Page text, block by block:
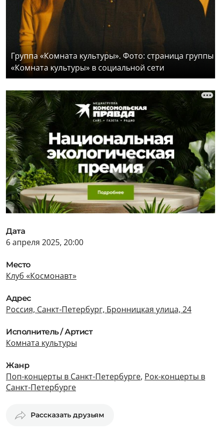
Группа «Комната культуры». Фото: страница группы
«Комната культуры» в социальной сети
Дата
6 апреля 2025, 20:00
Место
Клуб «Космонавт»
Адрес
Россия, Санкт-Петербург, Бронницкая улица, 24
Исполнитель / Артист
Комната культуры
Жанр
Поп-концерты в Санкт-Петербурге, Рок-концерты в
Санкт-Петербурге
Рассказать друзьям